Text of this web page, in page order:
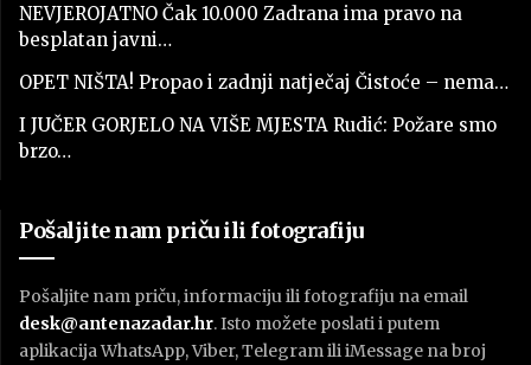
NEVJEROJATNO Čak 10.000 Zadrana ima pravo na
besplatan javni…
OPET NIŠTA! Propao i zadnji natječaj Čistoće – nema…
I JUČER GORJELO NA VIŠE MJESTA Rudić: Požare smo
brzo…
Pošaljite nam priču ili fotografiju
Pošaljite nam priču, informaciju ili fotografiju na email
desk@antenazadar.hr. Isto možete poslati i putem
aplikacija WhatsApp, Viber, Telegram ili iMessage na broj